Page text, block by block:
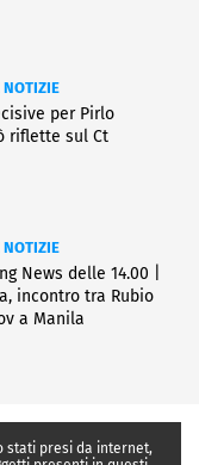
NOTIZIE
per Pirlo
riflette sul Ct
NOTIZIE
News delle 14.00 |
incontro tra Rubio
a Manila
stati presi da internet,